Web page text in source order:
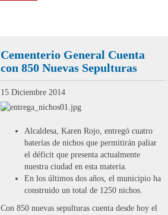
Cementerio General Cuenta
con 850 Nuevas Sepulturas
15 Diciembre 2014
Alcaldesa, Karen Rojo, entregó cuatro
baterías de nichos que permitirán paliar
el déficit que presenta actualmente
nuestra ciudad en esta materia.
En los últimos dos años, el municipio ha
construido un total de 1250 nichos.
Con 850 nuevas sepulturas cuenta desde hoy el